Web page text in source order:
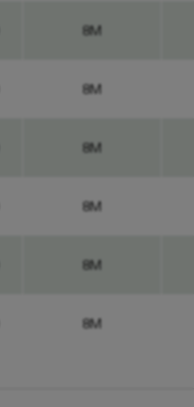
8M
8M
8M
8M
8M
8M